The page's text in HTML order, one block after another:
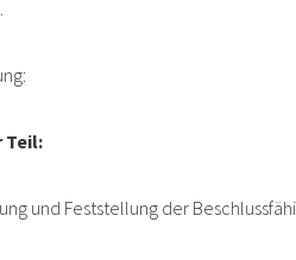
Teil:
und Feststellung der